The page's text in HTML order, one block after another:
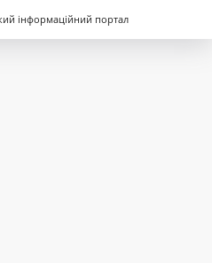
інформаційний портал